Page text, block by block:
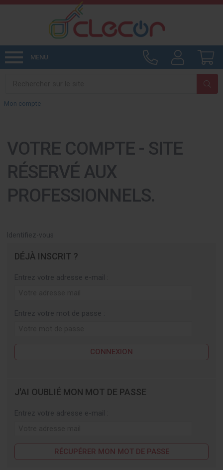
MENU
Mon compte
VOTRE COMPTE - SITE
RÉSERVÉ AUX
PROFESSIONNELS.
Identifiez-vous
DÉJÀ INSCRIT ?
Entrez votre adresse e-mail :
Entrez votre mot de passe :
CONNEXION
J'AI OUBLIÉ MON MOT DE PASSE
Entrez votre adresse e-mail :
RÉCUPÉRER MON MOT DE PASSE